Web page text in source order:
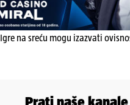
Igre na sreću mogu izazvati